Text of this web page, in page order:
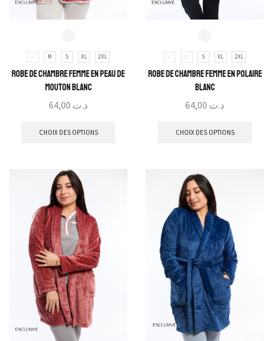
L M S XL 2XL
Robe de Chambre Femme En Peau de
mouton blanc
د.ت
CHOIX DES OPTIONS
L M S XL 2XL
Robe de Chambre Femme En Polaire
Blanc
د.ت
CHOIX DES OPTIONS